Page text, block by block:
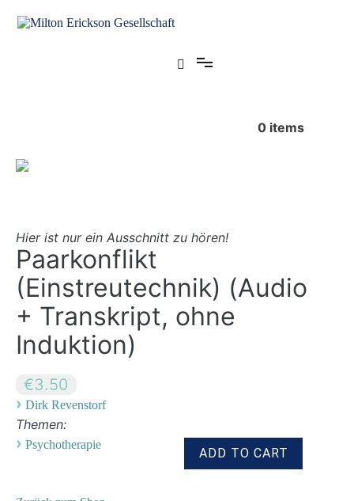
Inhalt
0 items
Hier ist nur ein Ausschnitt zu hören!
Paarkonflikt
(Einstreutechnik) (Audio
+ Transkript, ohne
Induktion)
€3.50
› Dirk Revenstorf
Themen:
› Psychotherapie